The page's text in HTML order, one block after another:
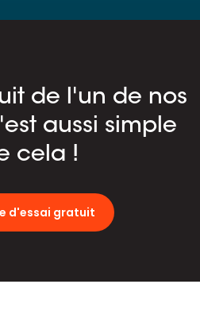
de l'un de nos
aussi simple
cela !
d'essai gratuit